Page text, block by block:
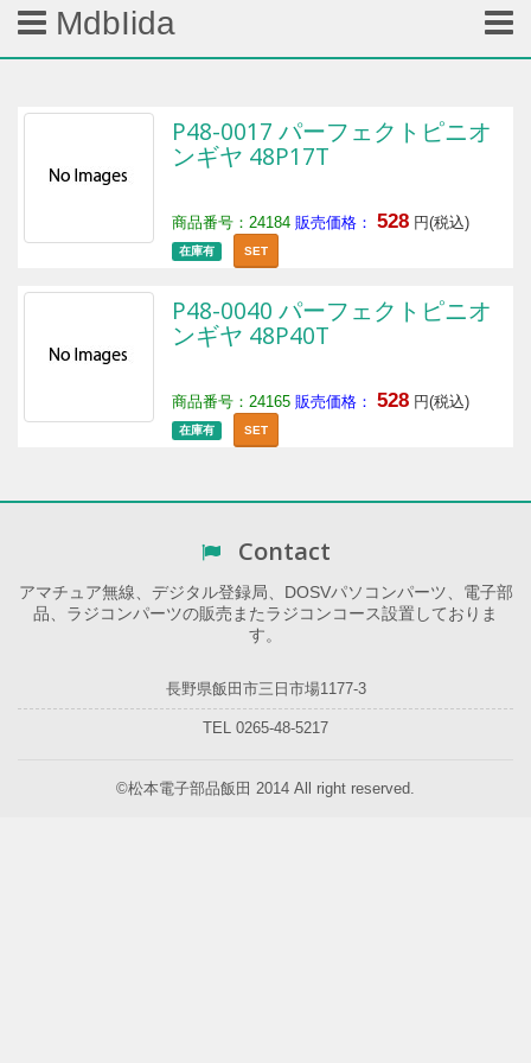
MdbIida
P48-0017 パーフェクトピニオ
ンギヤ 48P17T
商品番号：24184 販売価格： 528 円(税込)
在庫有 SET
P48-0040 パーフェクトピニオ
ンギヤ 48P40T
商品番号：24165 販売価格： 528 円(税込)
在庫有 SET
Contact
アマチュア無線、デジタル登録局、DOSVパソコンパーツ、電子部
品、ラジコンパーツの販売またラジコンコース設置しておりま
す。
長野県飯田市三日市場1177-3
TEL 0265-48-5217
©松本電子部品飯田 2014 All right reserved.